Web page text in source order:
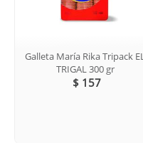
Galleta María Rika Tripack EL
TRIGAL 300 gr
$ 157